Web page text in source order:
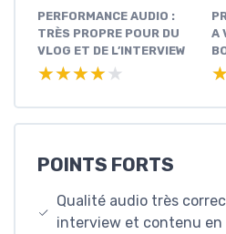
PERFORMANCE AUDIO :
TRÈS PROPRE POUR DU
VLOG ET DE L’INTERVIEW
★★★★★
★★★★★
A
POINTS FORTS
Qualité audio très
interview et contenu en